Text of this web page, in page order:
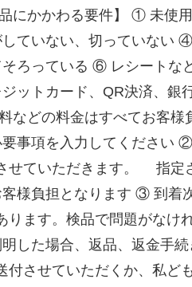
にかかわる要件】 ① 未使
ていない、切っていない
ろっている ⑥ レシートな
ットカード、QR決済、銀
どの料金はすべてお客様
事項を入力してください
せていただきます。 指定
負担となります ③ 到着
ます。検品で問題がなけ
した場合、返品、返金
させていただくか、私ど